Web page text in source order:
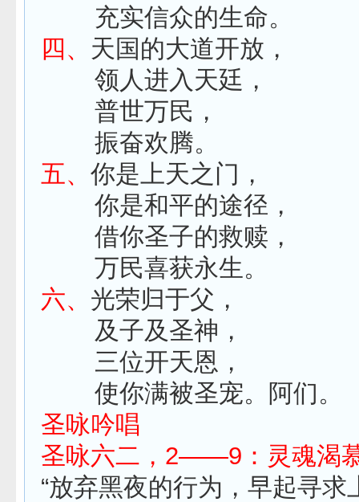
充实信众的生命。
四、 天国的大道开放，
领人进入天廷，
普世万民，
振奋欢腾。
五、 你是上天之门，
你是和平的途径，
借你圣子的救赎，
万民喜获永生。
六、 光荣归于父，
及子及圣神，
三位开天恩，
使你满被圣宠。阿们。
圣咏吟唱
圣咏六二，2——9：灵魂渴
“放弃黑夜的行为，早起寻求